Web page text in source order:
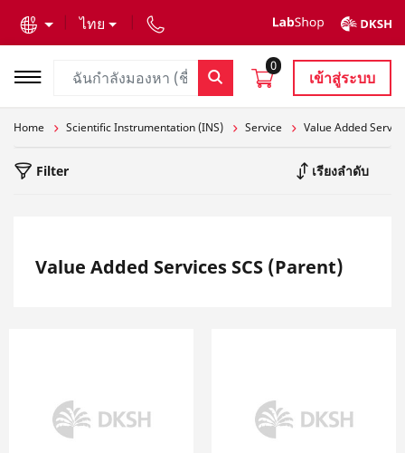
ไทย
0
เข้าสู่ระบบ
Home Scientific Instrumentation (INS) Service Value Added
Filter เรียงลำดับ
Value Added Services SCS (Parent)